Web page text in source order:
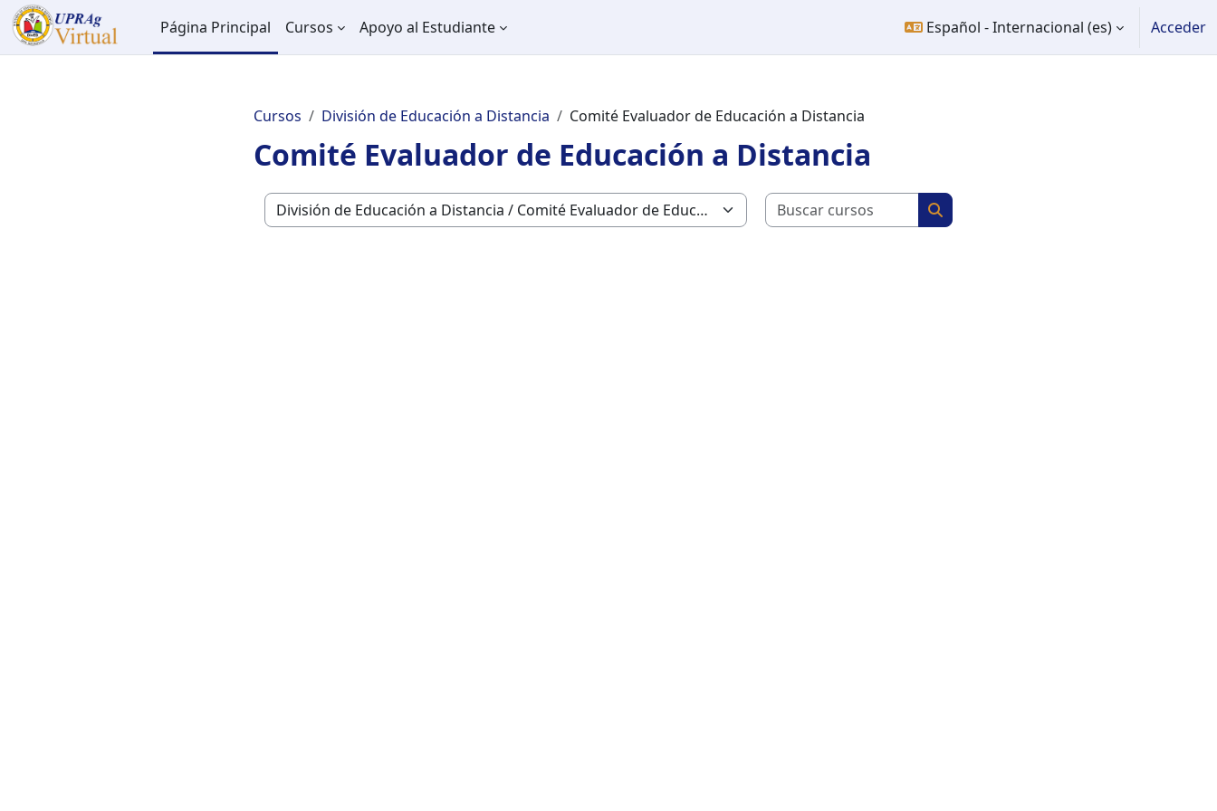
Salta al contenido principal
Página Principal
Cursos Apoyo al Estudiante Español - Internacional ‎(es)‎ Acceder
Cursos División de Educación a Distancia Comité Evaluador de Educación a Distancia
Comité Evaluador de Educación a Distancia
Categorías
Buscar cursos
Buscar cursos